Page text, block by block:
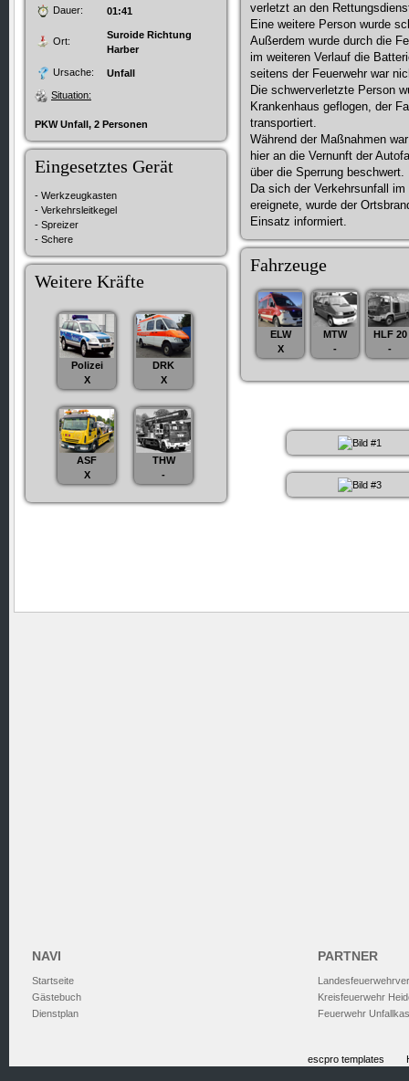
Dauer: 01:41
Ort:
Suroide Richtung
Harber
Ursache:
Unfall
Situation:
PKW Unfall, 2 Personen
Eingesetztes Gerät
- Werkzeugkasten
- Verkehrsleitkegel
- Spreizer
- Schere
Weitere Kräfte
Polizei
X
DRK
X
ASF
X
THW
-
verletzt an den
Eine weitere Person wurde
Außerdem wurde durch die
im weiteren Verlauf die
seitens der Feuerwehr war
Die schwerverletzte Person
Krankenhaus geflogen, der
transportiert.
Während der Maßnahmen
hier an die Vernunft der
über die Sperrung beschwert.
Da sich der Verkehrsunfall
ereignete, wurde der
Einsatz informiert.
Fahrzeuge
ELW
X
MTW
-
HLF 20
-
NAVI
Startseite
Gästebuch
Dienstplan
PARTNER
Kreisfeuerwehr
Feuerwehr
escpro templates